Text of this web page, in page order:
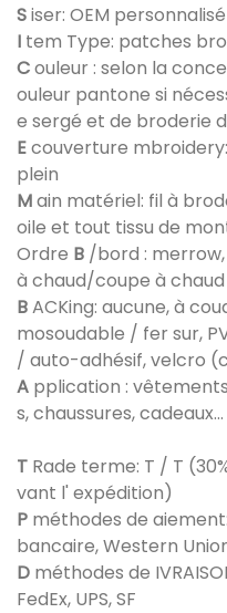
Siser: OEM personnalisé
I tem Type: patches
Couleur : selon la
ouleur pantone si
e sergé et de broderie
Ecouverture
plein
Main matériel: fil à
oile et tout tissu de
Ordre B /bord :
à chaud/coupe à chaud
BACKing: aucune, à
mosoudable / fer sur,
/ auto-adhésif, velcro
A pplication :
s, chaussures, cadeaux...
T Rade terme: T / T
vant l' expédition)
P méthodes de
bancaire, Western
D méthodes de
FedEx, UPS, SF